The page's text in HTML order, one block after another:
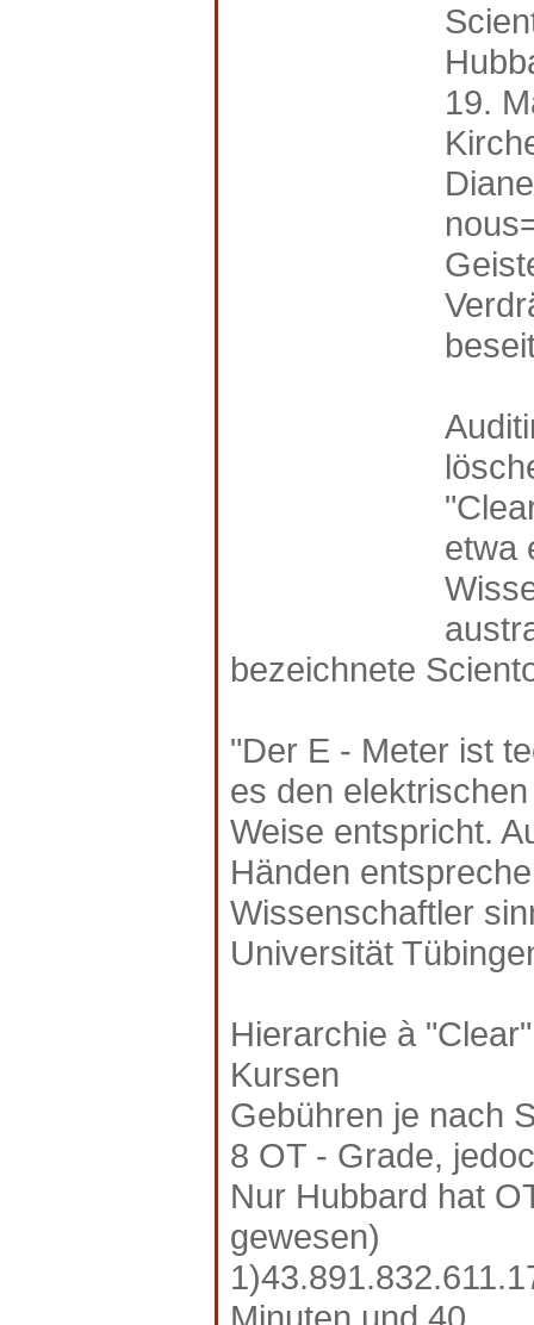
19.
etwa
bezeichnete
"Der E - Meter ist
es den
Weise entspricht.
Händen
Wissenschaftler
Universität
Hierarchie à
Kursen
Gebühren je nach
8 OT - Grade,
Nur Hubbard hat
gewesen)